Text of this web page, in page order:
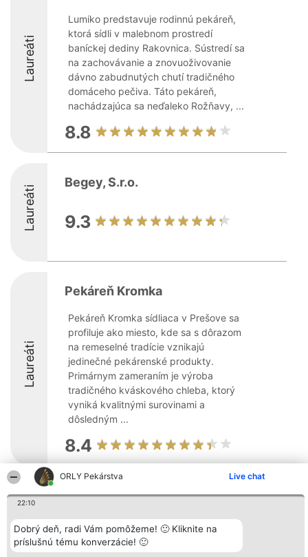
ORLY Pekárstva Live chat
22:10
Dobrý deň, radi Vám pomôžeme! 🙂 Kliknite na
príslušnú tému konverzácie! 🙂
Laureáti
Lumiko predstavuje rodinnú pekáreň,
ktorá sídli v malebnom prostredí
baníckej dediny Rakovnica. Sústredí sa
na zachovávanie a znovuoživovanie
dávno zabudnutých chutí tradičného
domáceho pečiva. Táto pekáreň,
nachádzajúca sa neďaleko Rožňavy, ...
8.8
Laureáti
Begey, S.r.o.
9.3
Laureáti
Pekáreň Kromka
Pekáreň Kromka sídliaca v Prešove sa
profiluje ako miesto, kde sa s dôrazom
na remeselné tradície vznikajú
jedinečné pekárenské produkty.
Primárnym zameraním je výroba
tradičného kváskového chleba, ktorý
vyniká kvalitnými surovinami a
dôsledným ...
8.4
Organizátor hodnotenia
Bright Side Solutions sp. z o.
ul. Ruska 22
Wrocław 50-079
KRS 0000749100 | Regon
381313360 | NIP 8943132676
Hodnotenie
wszystkich
Laureatów
Podmienky
Obchodné
Kontakt